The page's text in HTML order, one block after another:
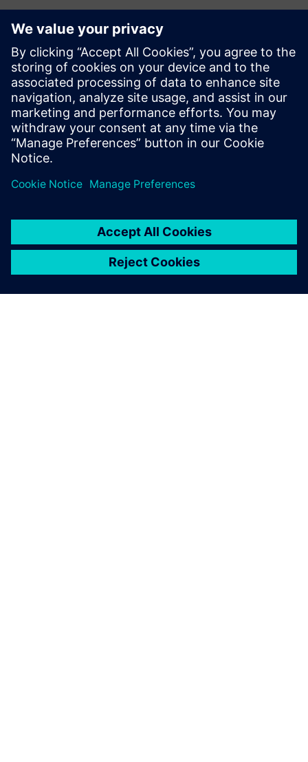
借助轻量化 CAD 和 2.5 轴 CAM 为零件和夹具创建准确的报
价。透过移动检测功能查询并验证关键尺寸。
现代报价处理和作业管理
借助报价管理和数字监视器/车间追踪进行作业追踪。管理
询价流程和分包商沟通事宜。
分享